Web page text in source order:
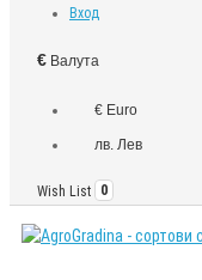
Вход
€ Валута
€ Euro
лв. Лев
Wish List 0